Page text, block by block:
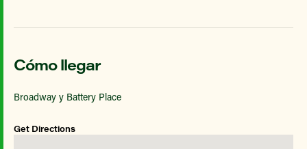
Cómo llegar
Broadway y Battery Place
Get Directions